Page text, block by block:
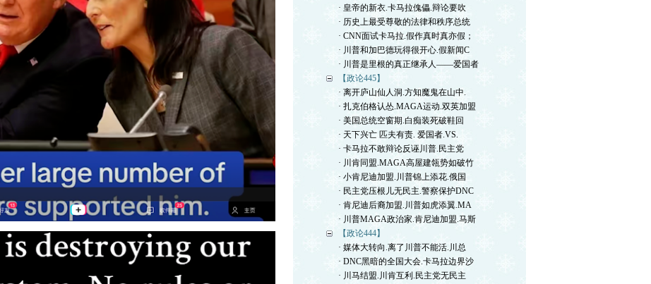
· 皇帝的新衣.卡马拉傀儡.辩论要吹
· 历史上最受尊敬的法律和秩序总统
· CNN面试卡马拉.假作真时真亦假；
· 川普和加巴德玩得很开心.假新闻C
· 川普是里根的真正继承人——爱国者
【政论445】
· 离开庐山仙人洞.方知魔鬼在山中.
· 扎克伯格认怂.MAGA运动.双英加盟
· 美国总统空窗期.白痴装死破鞋回
· 天下兴亡 匹夫有责. 爱国者.VS.
· 卡马拉不敢辩论反诬川普.民主党
· 川肯同盟.MAGA高屋建瓴势如破竹
· 小肯尼迪加盟.川普锦上添花.俄国
· 民主党压根儿无民主.警察保护DNC
· 肯尼迪后裔加盟.川普如虎添翼.MA
· 川普MAGA政治家.肯尼迪加盟.马斯
【政论444】
· 媒体大转向.离了川普不能活.川总
· DNC黑暗的全国大会.卡马拉边界沙
· 川马结盟.川肯互利.民主党无民主